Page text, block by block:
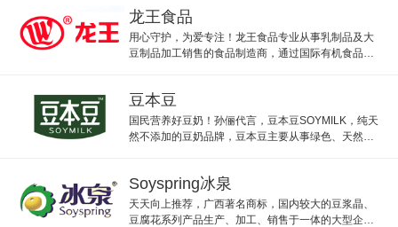
龙王食品
用心守护，为爱专注！龙王食品专业从事乳制品及大
豆制品加工销售的食品制造商，通过国际有机食品认
豆本豆
国民营养好豆奶！孙俪代言，豆本豆SOYMILK，纯天
然不添加的豆奶品牌，豆本豆主要从事绿色、天然、
Soyspring冰泉
天天向上推荐，广西著名商标，国内较大的豆浆晶、
豆腐花系列产品生产、加工、销售于一体的大型企